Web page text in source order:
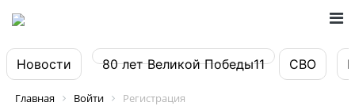
Новости 80 лет Великой Победы11 СВО
Главная Войти Регистрация